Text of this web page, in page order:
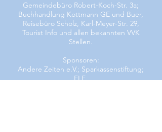
Gemeindebüro Robert-Koch-Str. 3a;
Buchhandlung Kottmann GE und Buer,
Reisebüro Scholz, Karl-Meyer-Str. 29,
Tourist Info und allen bekannten VVK
Stellen.
Sponsoren:
Andere Zeiten e.V.; Sparkassenstiftung;
ELE.